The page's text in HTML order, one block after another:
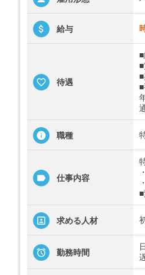
給与
待遇
■
■
■
職種
仕事内容
求める人材
勤務時間